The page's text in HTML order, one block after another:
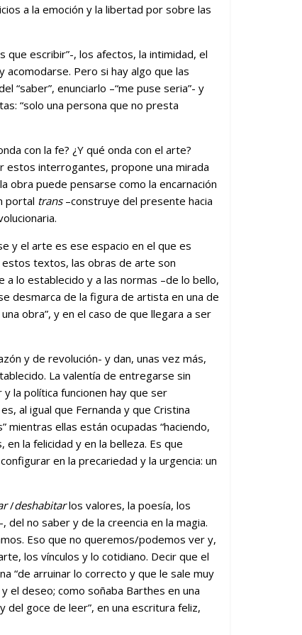
a la emoción y la libertad por sobre las
escribir”-, los afectos, la intimidad, el
Pero si hay algo que las
“saber”, enunciarlo –“me puse seria”- y
“solo una persona que no presta
con la fe? ¿Y qué onda con el arte?
estos interrogantes, propone una mirada
obra puede pensarse como la encarnación
portal trans –construye del presente hacia
y el arte es ese espacio en el que es
estos textos, las obras de arte son
lo establecido y a las normas –de lo bello,
desmarca de la figura de artista en una de
obra”, y en el caso de que llegara a ser
y de revolución- y dan, unas vez más,
La valentía de entregarse sin
la política funcionen hay que ser
al igual que Fernanda y que Cristina
mientras ellas están ocupadas “haciendo,
la felicidad y en la belleza. Es que
en la precariedad y la urgencia: un
/deshabitarlos valores, la poesía, los
no saber y de la creencia en la magia.
Eso que no queremos/podemos ver y,
los vínculos y lo cotidiano. Decir que el
“de arruinar lo correcto y que le sale muy
el deseo; como soñaba Barthes en una
goce de leer”, en una escritura feliz,